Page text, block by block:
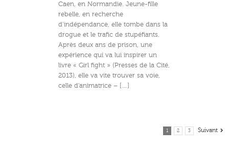
Caen, en Normandie. Jeune-fille
rebelle, en recherche
d’indépendance, elle tombe dans la
drogue et le trafic de stupéfiants.
Après deux ans de prison, une
expérience qui va lui inspirer un
livre « Girl fight » (Presses de la Cité,
2013), elle va vite trouver sa voie,
celle d’animatrice – […]
1 2 3 Suivant